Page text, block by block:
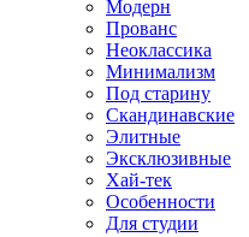
Модерн
Прованс
Неоклассика
Минимализм
Под старину
Скандинавские
Элитные
Эксклюзивные
Хай-тек
Особенности
Для студии